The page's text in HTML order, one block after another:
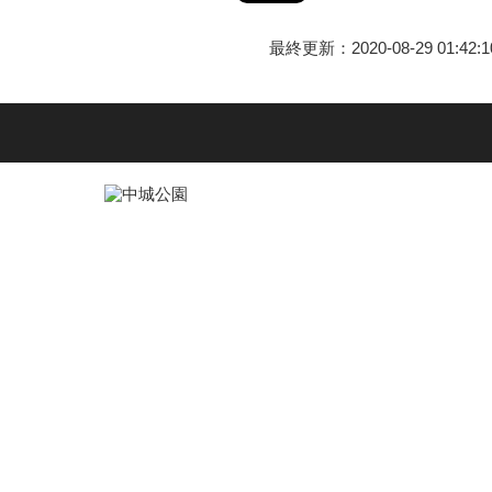
最終更新：2020-08-29